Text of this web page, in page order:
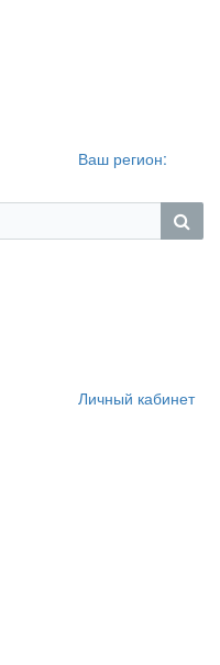
Ваш регион:
Личный кабинет